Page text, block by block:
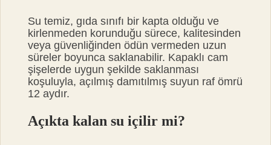
Su temiz, gıda sınıfı bir kapta olduğu ve
kirlenmeden korunduğu sürece, kalitesinden
veya güvenliğinden ödün vermeden uzun
süreler boyunca saklanabilir. Kapaklı cam
şişelerde uygun şekilde saklanması
koşuluyla, açılmış damıtılmış suyun raf ömrü
12 aydır.
Açıkta kalan su içilir mi?